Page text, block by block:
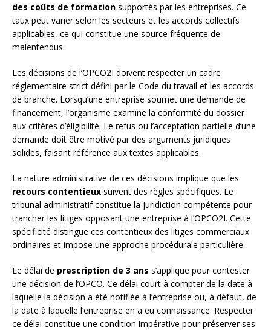
des coûts de formation supportés par les entreprises. Ce
taux peut varier selon les secteurs et les accords collectifs
applicables, ce qui constitue une source fréquente de
malentendus.
Les décisions de l’OPCO2I doivent respecter un cadre
réglementaire strict défini par le Code du travail et les accords
de branche. Lorsqu’une entreprise soumet une demande de
financement, l’organisme examine la conformité du dossier
aux critères d’éligibilité. Le refus ou l’acceptation partielle d’une
demande doit être motivé par des arguments juridiques
solides, faisant référence aux textes applicables.
La nature administrative de ces décisions implique que les
recours contentieux suivent des règles spécifiques. Le
tribunal administratif constitue la juridiction compétente pour
trancher les litiges opposant une entreprise à l’OPCO2I. Cette
spécificité distingue ces contentieux des litiges commerciaux
ordinaires et impose une approche procédurale particulière.
Le délai de prescription de 3 ans s’applique pour contester
une décision de l’OPCO. Ce délai court à compter de la date à
laquelle la décision a été notifiée à l’entreprise ou, à défaut, de
la date à laquelle l’entreprise en a eu connaissance. Respecter
ce délai constitue une condition impérative pour préserver ses